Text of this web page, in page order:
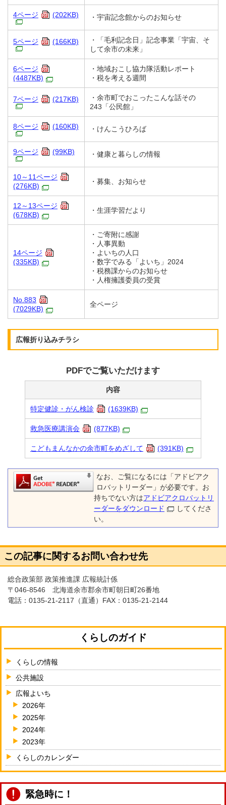
4ページ (202KB) ・宇宙記念館からのお知らせ
5ページ (166KB)
・「毛利記念日」記念事業「宇宙、そ
して余市の未来」
6ページ
(4487KB)
・地域おこし協力隊活動レポート
・税を考える週間
7ページ (217KB)
・余市町でおこったこんな話その
243「公民館」
8ページ (160KB) ・けんこうひろば
9ページ (99KB) ・健康と暮らしの情報
10～11ページ
(276KB)
・募集、お知らせ
12～13ページ
(678KB)
・生涯学習だより
14ページ
(335KB)
・ご寄附に感謝
・人事異動
・よいちの人口
・数字でみる「よいち」2024
・税務課からのお知らせ
・人権擁護委員の受賞
No.883
(7029KB)
全ページ
広報折り込みチラシ
PDFでご覧いただけます
内容
特定健診・がん検診 (1639KB)
救急医療講演会 (877KB)
こどもまんなかの余市町をめざして (391KB)
なお、ご覧になるには「アドビアク
ロバットリーダー」が必要です。お
持ちでない方はアドビアクロバットリ
ーダーをダウンロード
してくださ
い。
この記事に関するお問い合わせ先
総合政策部 政策推進課 広報統計係
〒046-8546 北海道余市郡余市町朝日町26番地
電話： 0135-21-2117 （直通）FAX：0135-21-2144
くらしのガイド
くらしの情報
公共施設
広報よいち
2026年
2025年
2024年
2023年
くらしのカレンダー
緊急時に！